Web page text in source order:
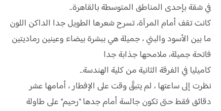
في شقة بإحدى المناطق المتوسطة بالقاهرة..
كانت تقف أمام المرآة، تسرح شعرها الطويل جدا الداكن اللون
ما بين الأسود والبني ، جميلة هي ببشرة بيضاء وعينين رماديتين
فاتحة جميلة، ملامحها جذابة جدا
كاميليا في الفرقة الثانية من كلية الهندسة..
نظرت إلى ساعتها ، لم يتبقَّ وقت على الإفطار ، أمامها عشر
دقائق فقط حتى تكون جالسة أمام جدها "رحيم" على طاولة